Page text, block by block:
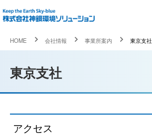
HOME 会社情報 事業所案内 東京支社
東京支社
アクセス